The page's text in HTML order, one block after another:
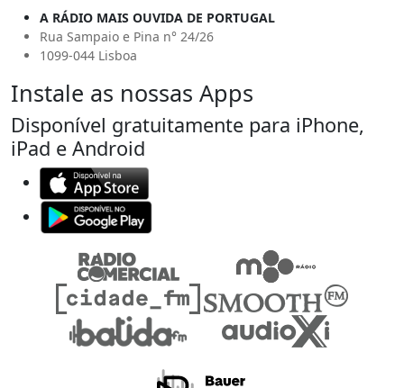
A RÁDIO MAIS OUVIDA DE PORTUGAL
Rua Sampaio e Pina n° 24/26
1099-044 Lisboa
Instale as nossas Apps
Disponível gratuitamente para iPhone,
iPad e Android